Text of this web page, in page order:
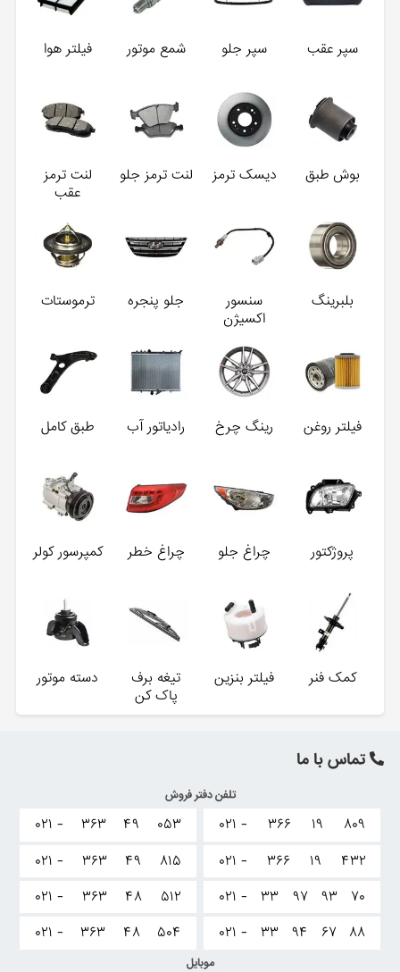
سپر عقب سپر جلو شمع موتور فیلتر هوا
بوش طبق دیسک ترمز لنت ترمز جلو
لنت ترمز
عقب
بلبرینگ
سنسور
اکسیژن
جلو پنجره ترموستات
فیلتر روغن رینگ چرخ رادیاتور آب طبق کامل
پروژکتور چراغ جلو چراغ خطر کمپرسور کولر
کمک فنر فیلتر بنزین
تیغه برف
پاک کن
دسته موتور
تماس با ما
تلفن دفتر فروش
۰۲۱ - ۳۶۶ ۱۹
۸۰۹
۰۲۱ -
۳۶۶ ۱۹
۴۳۲
۰۲۱ -
۳۳ ۹۷ ۹۳
۷۰
۰۲۱ -
۳۳ ۹۴ ۶۷ ۸۸
۰۲۱ - ۳۶۳ ۴۹
۰۵۳
۰۲۱ -
۳۶۳ ۴۹
۸۱۵
۰۲۱ -
۳۶۳ ۴۸
۵۱۲
۰۲۱ -
۳۶۳ ۴۸ ۵۰۴
موبایل